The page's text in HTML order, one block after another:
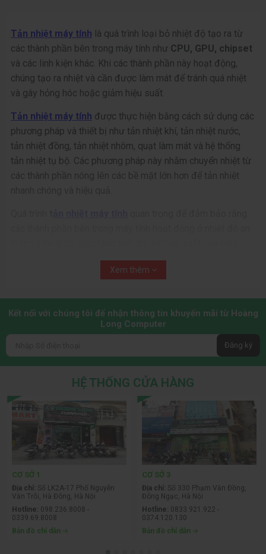
Tản nhiệt máy tính là quá trình loại bỏ nhiệt độ tạo ra từ
các thành phần bên trong máy tính như CPU, GPU, chipset
và các linh kiện khác. Khi các thành phần này hoạt động,
chúng tạo ra nhiệt và cần được làm mát để tránh quá nhiệt
và gây hỏng hóc hoặc giảm hiệu suất.
Tản nhiệt máy tính được thực hiện bằng cách sử dụng các
phương pháp và thiết bị như tản nhiệt khí, tản nhiệt nước,
tản nhiệt đồng, tản nhiệt nhôm, quạt làm mát và hệ thống
tản nhiệt tụ bộ. Các phương pháp này nhằm chuyển nhiệt từ
các thành phần nóng lên các bề mặt lớn hơn để tản nhiệt
tính. Nếu không có hệ thống tản nhiệt hiệu quả, nhiệt độ
trong máy tính có thể tăng lên đáng kể, gây ra hiện tượng
là một thành phần quan trọng trong máy tính để
quan trọng như CPU, GPU và bộ nhớ. Cấu tạo cơ bản của
Xem thêm
Kết nối với chúng tôi để nhận thông tin khuyến mãi từ Hoàng
Long Computer
Đăng ký
HỆ THỐNG CỬA HÀNG
CƠ SỞ 1
Địa chỉ: Số LK2A-17 Phố Nguyễn
Văn Trỗi, Hà Đông, Hà Nội
Hotline: 098.236.8008 -
0339.69.8008
Bản đồ chỉ dẫn
CƠ SỞ 3
Địa chỉ: Số 330 Phạm Văn Đồng,
Đông Ngạc, Hà Nội
Hotline: 0833.921.922 -
0374.120.130
Bản đồ chỉ dẫn